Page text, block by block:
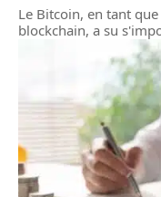
Le Bitcoin, en tant
blockchain, a su